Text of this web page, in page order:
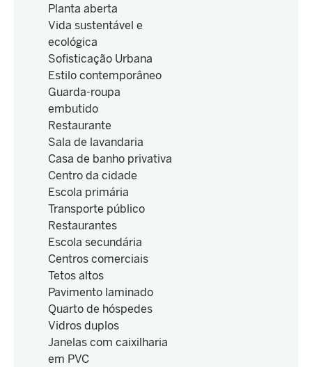
Planta aberta
Vida sustentável e
ecológica
Sofisticação Urbana
Estilo contemporâneo
Guarda-roupa
embutido
Restaurante
Sala de lavandaria
Casa de banho privativa
Centro da cidade
Escola primária
Transporte público
Restaurantes
Escola secundária
Centros comerciais
Tetos altos
Pavimento laminado
Quarto de hóspedes
Vidros duplos
Janelas com caixilharia
em PVC